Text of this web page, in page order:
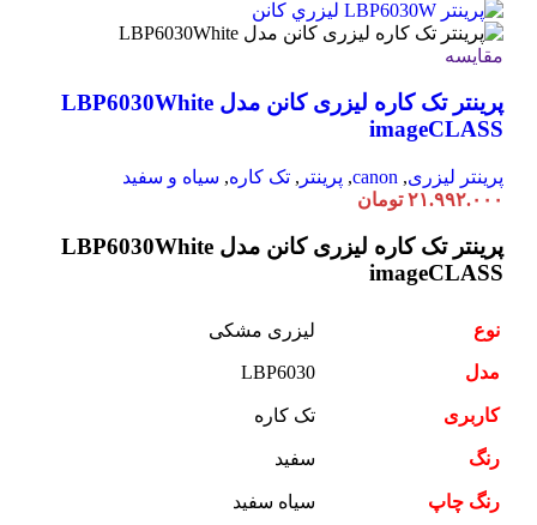
مقایسه
پرینتر تک کاره لیزری کانن مدل LBP6030White
imageCLASS
پرینتر لیزری,
canon
, پرینتر , تک کاره, سیاه و سفید
۲۱.۹۹۲.۰۰۰ تومان
پرینتر تک کاره لیزری کانن مدل LBP6030White
imageCLASS
نوع لیزری مشکی
مدل LBP6030
کاربری تک کاره
رنگ سفید
رنگ چاپ
سیاه سفید